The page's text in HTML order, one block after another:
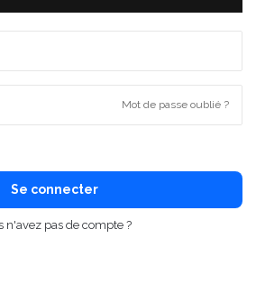
Mot de passe oublié ?
Se connecter
n'avez pas de compte ?